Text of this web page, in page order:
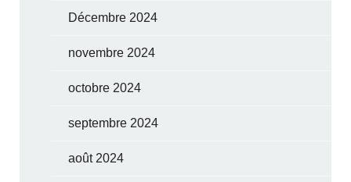
Décembre 2024
novembre 2024
octobre 2024
septembre 2024
août 2024